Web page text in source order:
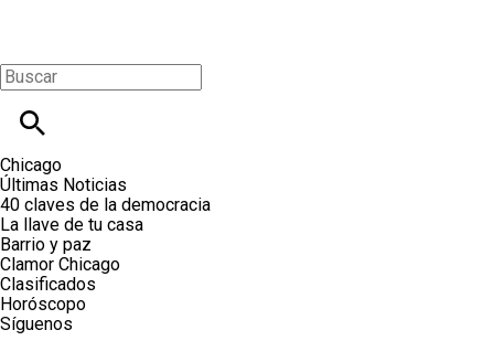
Chicago
Últimas Noticias
40 claves de la democracia
La llave de tu casa
Barrio y paz
Clamor Chicago
Clasificados
Horóscopo
Síguenos